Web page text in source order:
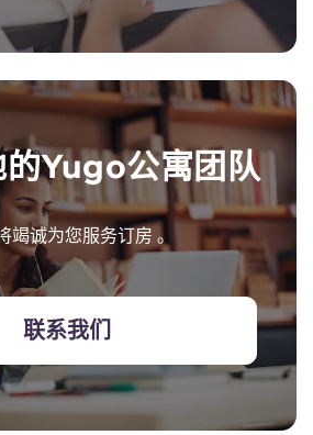
Yugo公寓团队
竭诚为您服务订房 。
联系我们